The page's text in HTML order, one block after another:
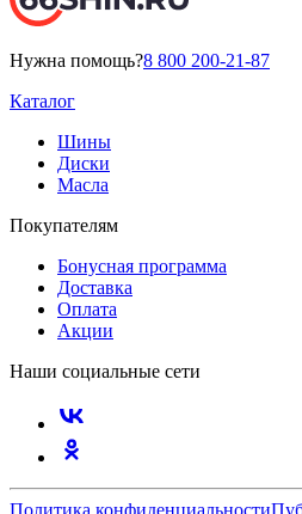
Нужна помощь?8 800 200-21-87
Каталог
Шины
Диски
Масла
Покупателям
Бонусная программа
Доставка
Оплата
Акции
Наши социальные сети
Политика конфиденциальности